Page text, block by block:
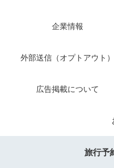
企業情報
外部送信（オプトアウト）
広告掲載について
旅行予